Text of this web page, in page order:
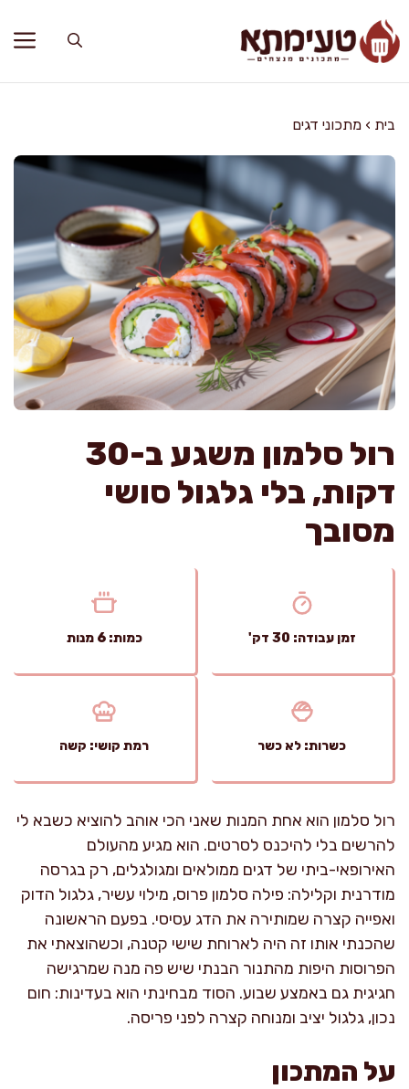
לתוכן
בית › מתכוני דגים
רול סלמון משגע ב-30
דקות, בלי גלגול סושי
מסובך
זמן עבודה: 30 דק' כמות: 6 מנות
כשרות: לא כשר רמת קושי: קשה
רול סלמון הוא אחת המנות שאני הכי אוהב להוציא כשבא לי
להרשים בלי להיכנס לסרטים. הוא מגיע מהעולם
האירופאי-ביתי של דגים ממולאים ומגולגלים, רק בגרסה
מודרנית וקלילה: פילה סלמון פרוס, מילוי עשיר, גלגול הדוק
ואפייה קצרה שמותירה את הדג עסיסי. בפעם הראשונה
שהכנתי אותו זה היה לארוחת שישי קטנה, וכשהוצאתי את
הפרוסות היפות מהתנור הבנתי שיש פה מנה שמרגישה
חגיגית גם באמצע שבוע. הסוד מבחינתי הוא בעדינות: חום
נכון, גלגול יציב ומנוחה קצרה לפני פריסה.
על המתכון